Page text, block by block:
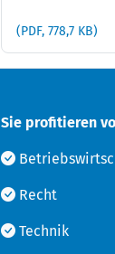
(PDF, 778,7 KB)
Sie profitieren
Recht
Technik